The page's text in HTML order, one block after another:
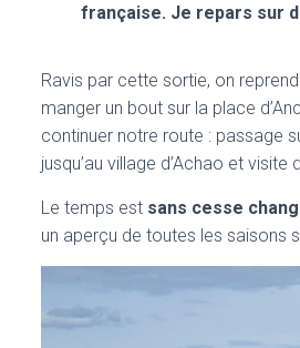
française. Je repars sur
Ravis par cette sortie, on
manger un bout sur la place
continuer notre route : passage
jusqu’au village d’Achao et visite
Le temps est sans cesse
un aperçu de toutes les saisons